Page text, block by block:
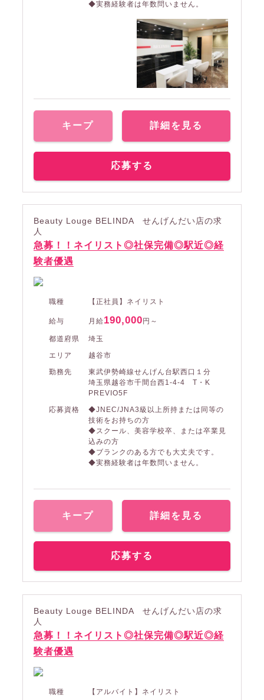
◆実務経験者は年数問いません。
キープ 詳細を見る
応募する
Beauty Louge BELINDA せんげんだい店の求
人
急募！！ネイリスト◎社保完備◎駅近◎経
験者優遇
職種 【正社員】ネイリスト
給与 月給190,000円～
都道府県
埼玉
エリア
越谷市
勤務先
東武伊勢崎線せんげん台駅西口１分
埼玉県越谷市千間台西1-4-4 T・K
PREVIO5F
応募資格
◆JNEC/JNA3級以上所持または同等の
技術をお持ちの方
◆スクール、美容学校卒、または卒業見
込みの方
◆ブランクのある方でも大丈夫です。
◆実務経験者は年数問いません。
キープ 詳細を見る
応募する
Beauty Louge BELINDA せんげんだい店の求
人
急募！！ネイリスト◎社保完備◎駅近◎経
験者優遇
職種 【アルバイト】ネイリスト